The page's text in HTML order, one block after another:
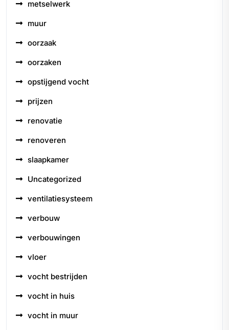
metselwerk
muur
oorzaak
oorzaken
opstijgend vocht
prijzen
renovatie
renoveren
slaapkamer
Uncategorized
ventilatiesysteem
verbouw
verbouwingen
vloer
vocht bestrijden
vocht in huis
vocht in muur